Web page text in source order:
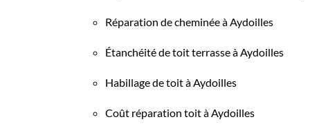
Réparation de cheminée à Aydoilles
Étanchéité de toit terrasse à Aydoilles
Habillage de toit à Aydoilles
Coût réparation toit à Aydoilles